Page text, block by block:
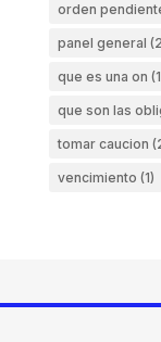
orden
panel general
que es una on
que son las
tomar caucion
vencimiento (1)